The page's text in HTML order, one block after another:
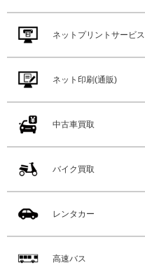
ネットプリントサービス
ネット印刷(通販)
中古車買取
バイク買取
レンタカー
高速バス